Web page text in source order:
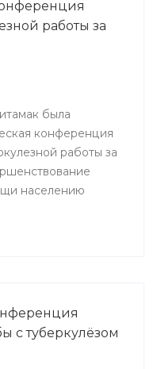
работы за
была
конференция
работы за
населению
с туберкулёзом